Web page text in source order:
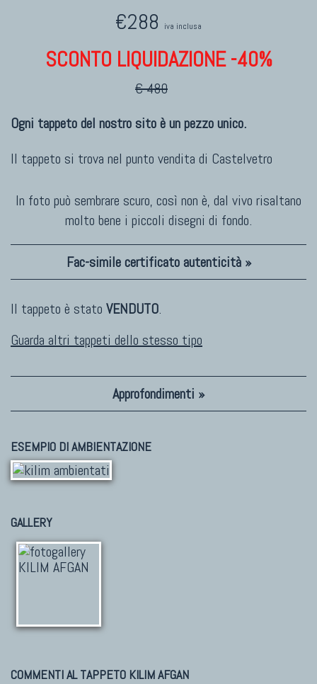
€288 iva inclusa
SCONTO LIQUIDAZIONE -40%
€ 480
Ogni tappeto del nostro sito è un pezzo unico.
Il tappeto si trova nel punto vendita di Castelvetro
In foto può sembrare scuro, così non è, dal vivo risaltano
molto bene i piccoli disegni di fondo.
Fac-simile certificato autenticità »
Il tappeto è stato VENDUTO.
Guarda altri tappeti dello stesso tipo
Approfondimenti »
ESEMPIO DI AMBIENTAZIONE
GALLERY
COMMENTI AL TAPPETO KILIM AFGAN